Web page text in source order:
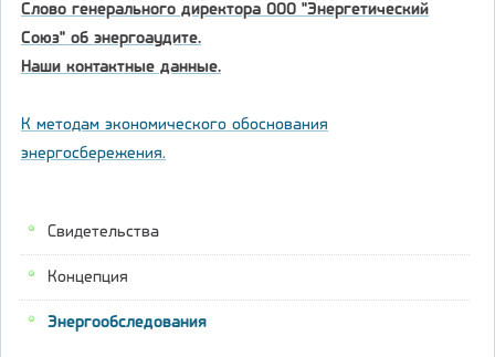
Свидетельства
Концепция
Энергообследования
Слово генерального директора ООО "Энергетический
Союз" об энергоаудите.
Наши контактные данные.
К методам экономического обоснования
энергосбережения.